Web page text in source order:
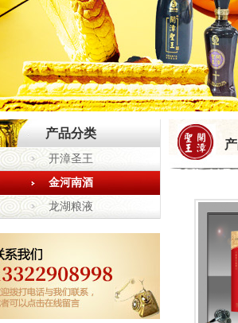
产品分类
开漳圣王
金河南酒
龙湖粮液